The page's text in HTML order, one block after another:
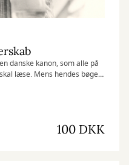
danske kanon, som alle på
læse. Mens hendes bøger
som gammeldags,
dette foredrag vise, hvor
den måde hun
uhyre moderne.
100 DKK